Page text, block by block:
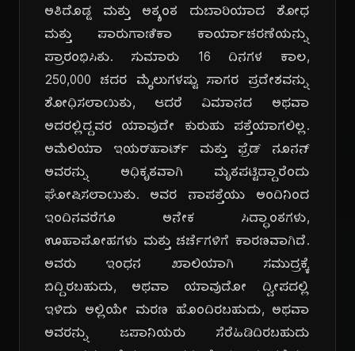
ಅತಿದೊಡ್ಡ ಮತ್ತು ಅತ್ಯಂತ ದುಬಾರಿಯಾದ ಶೋಧ
ಮತ್ತು ಪಾರುಗಾಣಿಕಾ ಕಾರ್ಯಾಚರಣೆಯನ್ನು
ಪ್ರಾರಂಭಿಸಿತು. ಸುಮಾರು 16 ದಿನಗಳ ಕಾಲ,
250,000 ಚದರ ಮೈಲುಗಳಷ್ಟು ಸಾಗರ ಪ್ರದೇಶವನ್ನು
ಶೋಧಿಸಲಾಯಿತು, ಆದರೆ ವಿಮಾನದ ಅಥವಾ
ಅದರಲ್ಲಿದ್ದವರ ಯಾವುದೇ ಕುರುಹು ಪತ್ತೆಯಾಗಲಿಲ್ಲ.
ಅಮೆಲಿಯಾ ಇಯರ್‌ಹಾರ್ಟ್ ಮತ್ತು ಫ್ರೆಡ್ ನೂನನ್
ಅವರನ್ನು ಅಧಿಕೃತವಾಗಿ ಮೃತಪಟ್ಟಿದ್ದಾರೆಂದು
ಘೋಷಿಸಲಾಯಿತು. ಅವರ ನಾಪತ್ತೆಯು ಅಂದಿನಿಂದ
ಇಂದಿನವರೆಗೂ ಅನೇಕ ಸಿದ್ಧಾಂತಗಳು,
ಊಹಾಪೋಹಗಳು ಮತ್ತು ಚರ್ಚೆಗಳಿಗೆ ಕಾರಣವಾಗಿದೆ.
ಅವರು ಇಂಧನ ಖಾಲಿಯಾಗಿ ಸಮುದ್ರಕ್ಕೆ
ಬಿದ್ದಿರಬಹುದು, ಅಥವಾ ಯಾವುದೋ ದ್ವೀಪದಲ್ಲಿ
ಇಳಿದು ಅಲ್ಲಿಯೇ ಮರಣ ಹೊಂದಿರಬಹುದು, ಅಥವಾ
ಅವರನ್ನು ಜಪಾನಿಯರು ಸೆರೆಹಿಡಿದಿರಬಹುದು